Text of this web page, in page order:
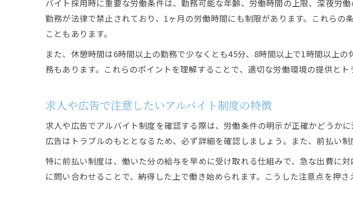
アルバイト雇用時に気を
求人選びで失敗しないバ
安心して働くための採用
バイト採用時に重要な労働条件は、勤務可能な年齢、労働時間の上限、深夜労
勤務が法律で禁止されており、1ヶ月の労働時間にも制限があります。これら
こともあります。
また、休憩時間は6時間以上の勤務で少なくとも45分、8時間以上で1時間以上
務もあります。これらのポイントを理解することで、適切な労働環境の提供とト
求人や広告で注意したいアルバイト制度の特徴
求人や広告でアルバイト制度を確認する際は、労働条件の明示が正確かどうか
広告はトラブルのもととなるため、必ず詳細を確認しましょう。また、前払い
特に前払い制度は、働いた分の給与を早めに受け取れる仕組みで、急な出費に
に問い合わせることで、納得した上で働き始められます。こうした注意点を押